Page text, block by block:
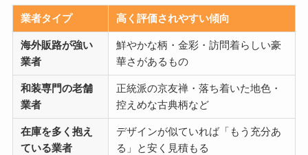
業者タイプ 高く評価されやすい傾向
海外販路が強い
業者
鮮やかな柄・金彩・訪問着らしい豪
華さがあるもの
和装専門の老舗
業者
正統派の京友禅・落ち着いた地色・
控えめな古典柄など
在庫を多く抱え
ている業者
デザインが似ていれば「もう充分あ
る」と安く見積もる